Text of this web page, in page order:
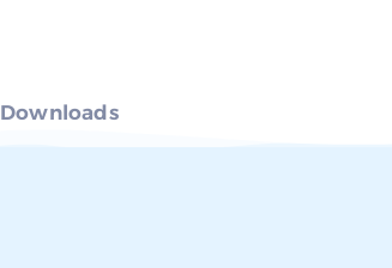
Downloads